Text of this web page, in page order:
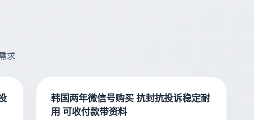
求
韩国两年微信号购买 抗封抗投诉稳定耐
用 可收付款带资料